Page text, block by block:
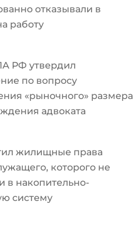
отказывали в
работу
РФ утвердил
по вопросу
«рыночного» размера
адвоката
жилищные права
которого не
в накопительно-
систему